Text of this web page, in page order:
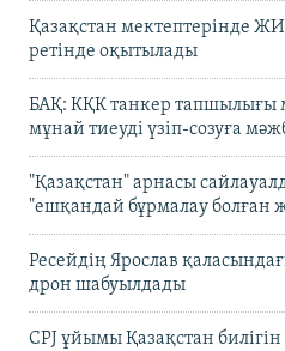
Қазақстан мектептерінде
ретінде оқытылады
БАҚ: КҚК танкер тапшылығы
мұнай тиеуді үзіп-созуға
"Қазақстан" арнасы
"ешқандай бұрмалау болған
Ресейдің Ярослав
дрон шабуылдады
CPJ ұйымы Қазақстан